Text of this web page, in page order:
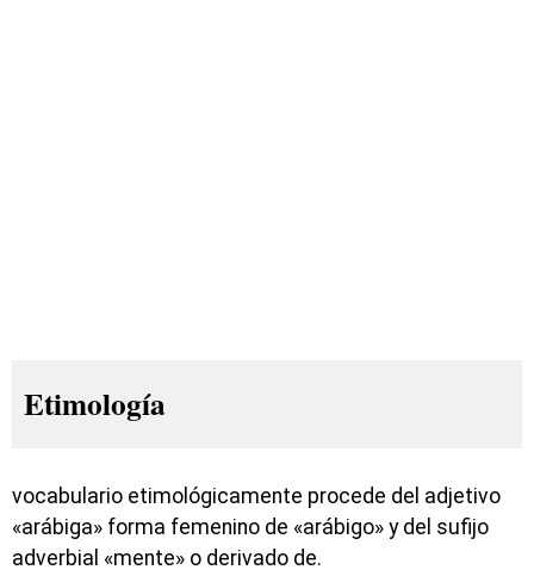
Etimología
vocabulario etimológicamente procede del adjetivo
«arábiga» forma femenino de «arábigo» y del sufijo
adverbial «mente» o derivado de.